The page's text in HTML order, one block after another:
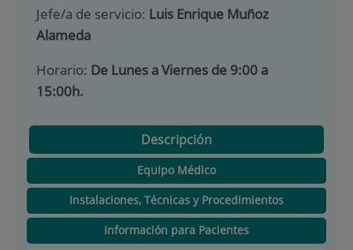
Jefe/a de servicio: Luis Enrique Muñoz
Alameda
Horario: De Lunes a Viernes de 9:00 a
15:00h.
Descripción
Equipo Médico
Instalaciones, Técnicas y Procedimientos
Información para Pacientes